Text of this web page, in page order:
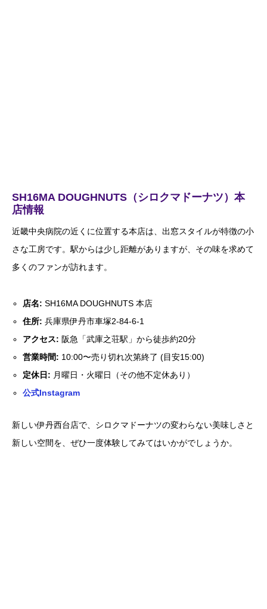
SH16MA DOUGHNUTS（シロクマドーナツ）本
店情報
近畿中央病院の近くに位置する本店は、出窓スタイルが特徴の小
さな工房です。駅からは少し距離がありますが、その味を求めて
多くのファンが訪れます。
店名: SH16MA DOUGHNUTS 本店
住所: 兵庫県伊丹市車塚2-84-6-1
アクセス: 阪急「武庫之荘駅」から徒歩約20分
営業時間: 10:00〜売り切れ次第終了 (目安15:00)
定休日: 月曜日・火曜日（その他不定休あり）
公式Instagram
新しい伊丹西台店で、シロクマドーナツの変わらない美味しさと
新しい空間を、ぜひ一度体験してみてはいかがでしょうか。